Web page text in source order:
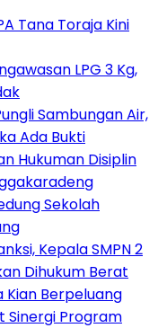
Tana Toraja Kini
LPG 3 Kg,
Sambungan Air,
Ada Bukti
Hukuman Disiplin
Sekolah
Kepala SMPN 2
Dihukum Berat
Kian Berpeluang
Sinergi Program